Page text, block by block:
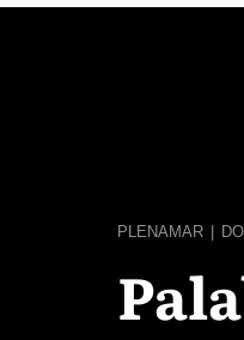
PLENAMAR